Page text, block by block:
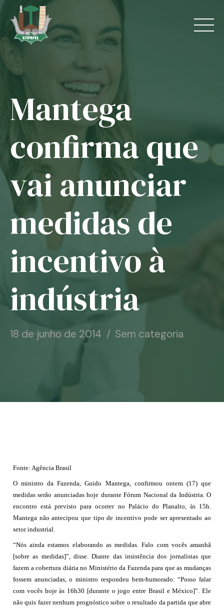
content
Jurídico
Convênios
Notícias
Associe-se
Contato
Mantega
confirma que
vai anunciar
medidas de
incentivo à
indústria
18 de junho de 2014 Sem categoria
Fonte: Agência Brasil
O ministro da Fazenda, Guido Mantega, confirmou ontem (17) que
medidas serão anunciadas hoje durante Fórum Nacional da Indústria. O
encontro está previsto para ocorrer no Palácio do Planalto, às 15h.
Mantega não antecipou que tipo de incentivo pode ser apresentado ao
setor industrial.
“Nós ainda estamos elaborando as medidas. Falo com vocês amanhã
[sobre as medidas]”, disse. Diante das insistência dos jornalistas que
fazem a cobertura diária no Ministério da Fazenda para que as mudanças
fossem anunciadas, o ministro respondeu bem-humorado: “Posso falar
com vocês hoje às 16h30 [durante o jogo entre Brasil e México]”. Ele
não quis fazer nenhum prognóstico sobre o resultado da partida que abre